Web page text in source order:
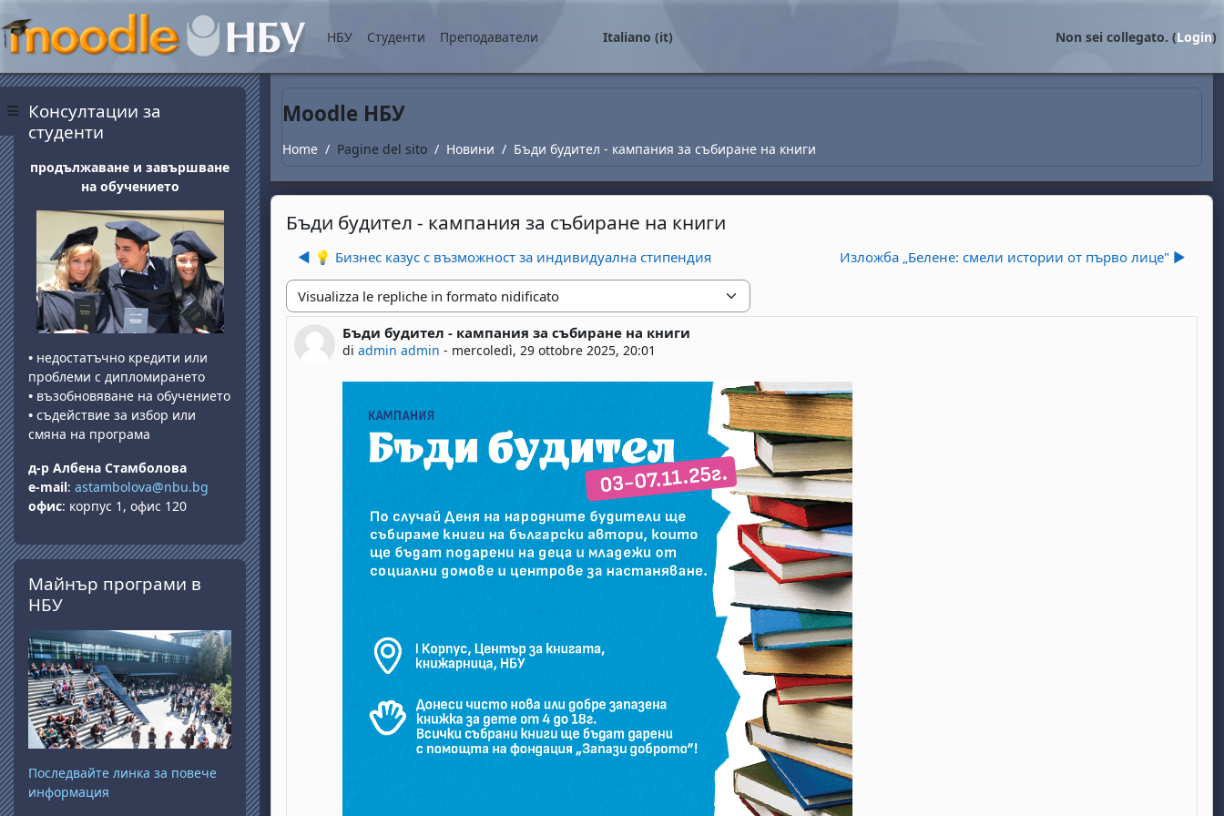
Pannello laterale
НБУ Студенти Преподаватели Italiano ‎(it)‎ Non sei collegato. (Login)
Moodle НБУ
Home Pagine del sito Новини Бъди будител - кампания за събиране на книги
Бъди будител - кампания за събиране на книги
◀︎ 💡 Бизнес казус с възможност за индивидуална стипендия Изложба „Белене: смели истории от първо лице" ▶︎
Modalità visualizzazione
Бъди будител - кампания за събиране на книги
di admin admin - mercoledì, 29 ottobre 2025, 20:01
Numero di risposte: 0
Blocchi
Консултации за
студенти
продължаване и завършване
на обучението
• недостатъчно кредити или
проблеми с дипломирането
• възобновяване на обучението
• съдействие за избор или
смяна на програма
д-р Албена Стамболова
e-mail: astambolova@nbu.bg
офис: корпус 1, офис 120
Salta Майнър програми в НБУ
Майнър програми в
НБУ
Последвайте линка за повече
информация